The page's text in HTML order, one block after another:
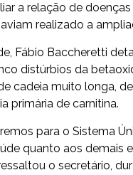
a relação de
realizado a
Fábio Baccheretti
distúrbios da
cadeia muito longa,
primária de carnitina.
para o Sistema
quanto aos demais
o secretário,